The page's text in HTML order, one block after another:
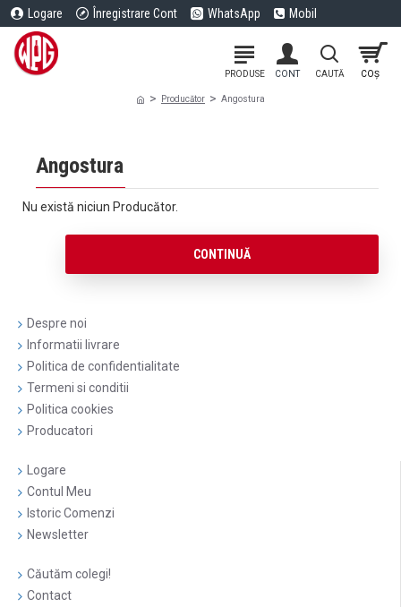
Logare Înregistrare Cont WhatsApp Mobil
Producător Angostura
Angostura
Nu există niciun Producător.
CONTINUĂ
Despre noi
Informatii livrare
Politica de confidentialitate
Termeni si conditii
Politica cookies
Producatori
Logare
Contul Meu
Istoric Comenzi
Newsletter
Căutăm colegi!
Contact